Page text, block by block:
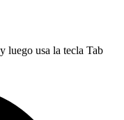
luego usa la tecla Tab